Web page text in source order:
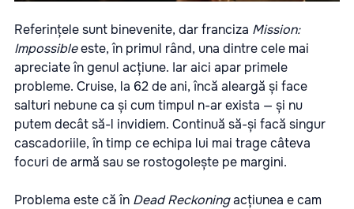
Referințele sunt binevenite, dar franciza Mission:
Impossibleeste, în primul rând, una dintre cele mai
apreciate în genul acțiune. Iar aici apar primele
probleme. Cruise, la 62 de ani, încă aleargă și face
salturi nebune ca și cum timpul n-ar exista — și nu
putem decât să-l invidiem. Continuă să-și facă singur
cascadoriile, în timp ce echipa lui mai trage câteva
focuri de armă sau se rostogolește pe margini.
Problema este că în Dead Reckoningacțiunea e cam